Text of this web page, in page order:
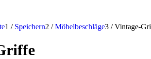
1 / Speichern2 / Möbelbeschläge3 / Vintage-